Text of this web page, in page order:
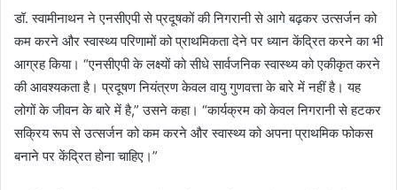
डॉ. स्वामीनाथन ने एनसीएपी से प्रदूषकों की निगरानी से आगे बढ़कर उत्सर्जन को
कम करने और स्वास्थ्य परिणामों को प्राथमिकता देने पर ध्यान केंद्रित करने का भी
आग्रह किया। “एनसीएपी के लक्ष्यों को सीधे सार्वजनिक स्वास्थ्य को एकीकृत करने
की आवश्यकता है। प्रदूषण नियंत्रण केवल वायु गुणवत्ता के बारे में नहीं है। यह
लोगों के जीवन के बारे में है,” उसने कहा। “कार्यक्रम को केवल निगरानी से हटकर
सक्रिय रूप से उत्सर्जन को कम करने और स्वास्थ्य को अपना प्राथमिक फोकस
बनाने पर केंद्रित होना चाहिए।”